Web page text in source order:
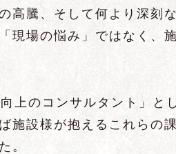
高騰、そして何より深刻
現場の悩み」ではなく、
上のコンサルタント」と
施設様が抱えるこれらの
。